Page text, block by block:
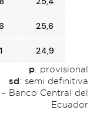
25,6
24,9
p: provisional
sd: semi definitiva
Banco Central del
Ecuador